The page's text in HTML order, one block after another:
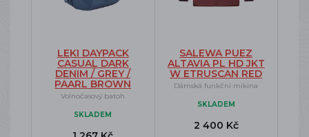
LEKI DAYPACK
CASUAL DARK
DENIM / GREY /
PAARL BROWN
Volnočasový batoh
SKLADEM
SALEWA PUEZ
ALTAVIA PL HD JKT
W ETRUSCAN RED
Dámská funkční mikina
SKLADEM
2 400 Kč